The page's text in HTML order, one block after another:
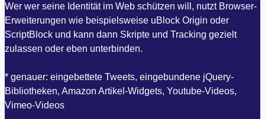
Wer wer seine Identität im Web schützen will, nutzt Browser-
Erweiterungen wie beispielsweise uBlock Origin oder
ScriptBlock und kann dann Skripte und Tracking gezielt
zulassen oder eben unterbinden.
* genauer: eingebettete Tweets, eingebundene jQuery-
Bibliotheken, Amazon Artikel-Widgets, Youtube-Videos,
Vimeo-Videos